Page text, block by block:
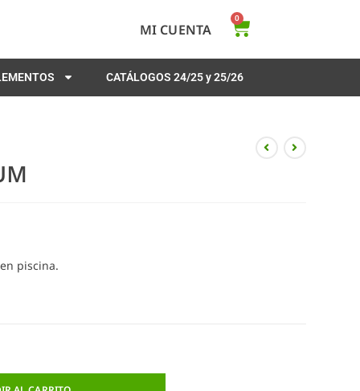
MI CUENTA
0
CATÁLOGOS 24/25 y 25/26
piscina.